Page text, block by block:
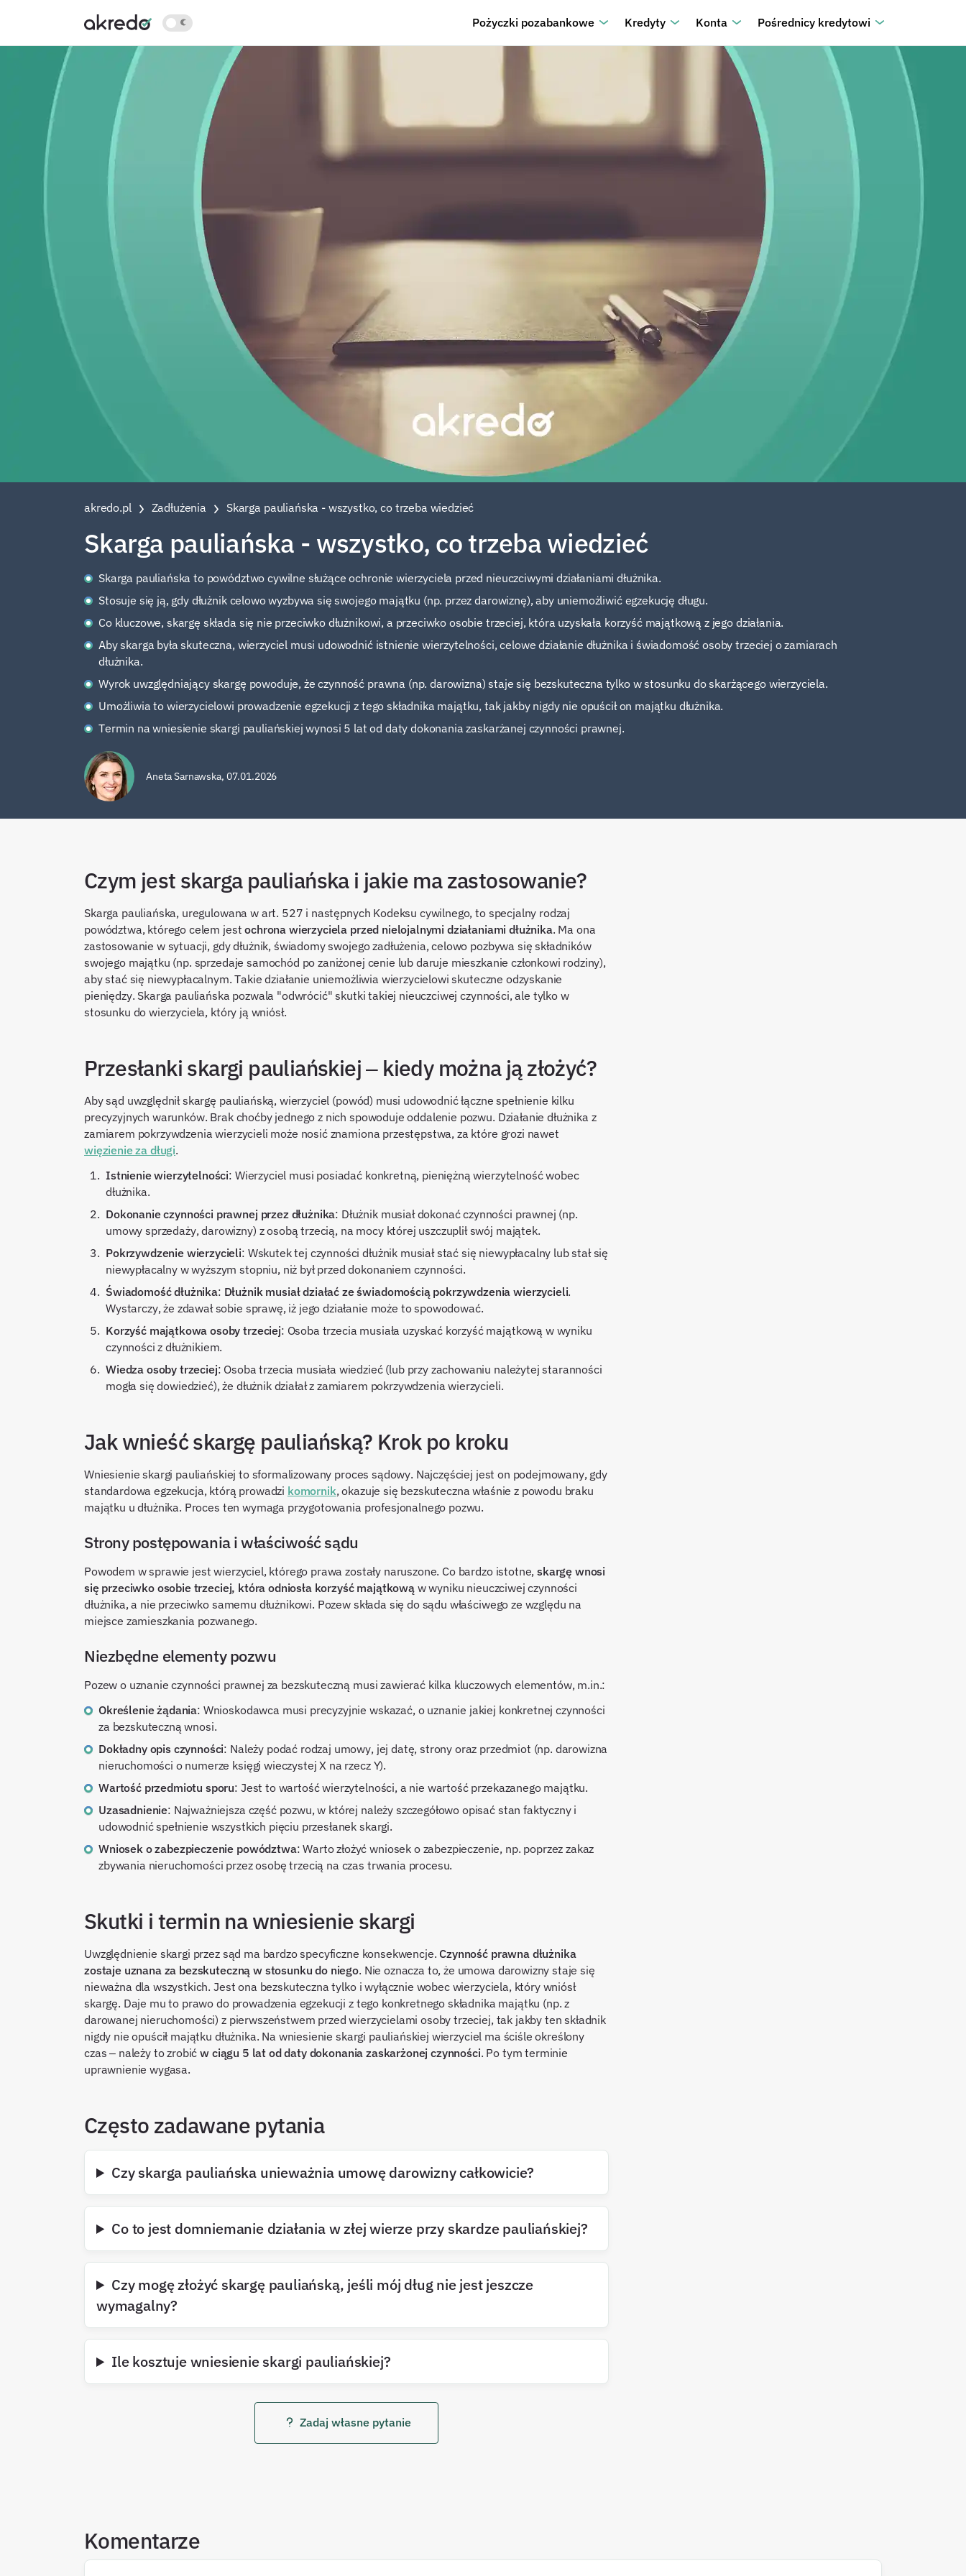
Pożyczki pozabankowe Kredyty Konta Pośrednicy kredytowi
akredo.pl Zadłużenia Skarga pauliańska - wszystko, co trzeba wiedzieć
Skarga pauliańska - wszystko, co trzeba wiedzieć
Skarga pauliańska to powództwo cywilne służące ochronie wierzyciela przed nieuczciwymi działaniami dłużnika.
Stosuje się ją, gdy dłużnik celowo wyzbywa się swojego majątku (np. przez darowiznę), aby uniemożliwić egzekucję długu.
Co kluczowe, skargę składa się nie przeciwko dłużnikowi, a przeciwko osobie trzeciej, która uzyskała korzyść majątkową z jego działania.
Aby skarga była skuteczna, wierzyciel musi udowodnić istnienie wierzytelności, celowe działanie dłużnika i świadomość osoby trzeciej o zamiarach
dłużnika.
Wyrok uwzględniający skargę powoduje, że czynność prawna (np. darowizna) staje się bezskuteczna tylko w stosunku do skarżącego wierzyciela.
Umożliwia to wierzycielowi prowadzenie egzekucji z tego składnika majątku, tak jakby nigdy nie opuścił on majątku dłużnika.
Termin na wniesienie skargi pauliańskiej wynosi 5 lat od daty dokonania zaskarżanej czynności prawnej.
Aneta Sarnawska, 07.01.2026
Czym jest skarga pauliańska i jakie ma zastosowanie?
Skarga pauliańska, uregulowana w art. 527 i następnych Kodeksu cywilnego, to specjalny rodzaj
powództwa, którego celem jestochrona wierzyciela przed nielojalnymi działaniami dłużnika. Ma ona
zastosowanie w sytuacji, gdy dłużnik, świadomy swojego zadłużenia, celowo pozbywa się składników
swojego majątku (np. sprzedaje samochód po zaniżonej cenie lub daruje mieszkanie członkowi rodziny),
aby stać się niewypłacalnym. Takie działanie uniemożliwia wierzycielowi skuteczne odzyskanie
pieniędzy. Skarga pauliańska pozwala "odwrócić" skutki takiej nieuczciwej czynności, ale tylko w
stosunku do wierzyciela, który ją wniósł.
Przesłanki skargi pauliańskiej – kiedy można ją złożyć?
Aby sąd uwzględnił skargę pauliańską, wierzyciel (powód) musi udowodnić łączne spełnienie kilku
precyzyjnych warunków. Brak choćby jednego z nich spowoduje oddalenie pozwu. Działanie dłużnika z
zamiarem pokrzywdzenia wierzycieli może nosić znamiona przestępstwa, za które grozi nawet
więzienie za długi.
Istnienie wierzytelności: Wierzyciel musi posiadać konkretną, pieniężną wierzytelność wobec
dłużnika.
Dokonanie czynności prawnej przez dłużnika: Dłużnik musiał dokonać czynności prawnej (np.
umowy sprzedaży, darowizny) z osobą trzecią, na mocy której uszczuplił swój majątek.
Pokrzywdzenie wierzycieli: Wskutek tej czynności dłużnik musiał stać się niewypłacalny lub stał się
niewypłacalny w wyższym stopniu, niż był przed dokonaniem czynności.
Świadomość dłużnika: Dłużnik musiał działać ze świadomością pokrzywdzenia wierzycieli.
Wystarczy, że zdawał sobie sprawę, iż jego działanie może to spowodować.
Korzyść majątkowa osoby trzeciej: Osoba trzecia musiała uzyskać korzyść majątkową w wyniku
czynności z dłużnikiem.
Wiedza osoby trzeciej: Osoba trzecia musiała wiedzieć (lub przy zachowaniu należytej staranności
mogła się dowiedzieć), że dłużnik działał z zamiarem pokrzywdzenia wierzycieli.
Jak wnieść skargę pauliańską? Krok po kroku
Wniesienie skargi pauliańskiej to sformalizowany proces sądowy. Najczęściej jest on podejmowany, gdy
standardowa egzekucja, którą prowadzi komornik, okazuje się bezskuteczna właśnie z powodu braku
majątku u dłużnika. Proces ten wymaga przygotowania profesjonalnego pozwu.
Strony postępowania i właściwość sądu
Powodem w sprawie jest wierzyciel, którego prawa zostały naruszone. Co bardzo istotne,skargę wnosi
się przeciwko osobie trzeciej, która odniosła korzyść majątkowąw wyniku nieuczciwej czynności
dłużnika, a nie przeciwko samemu dłużnikowi. Pozew składa się do sądu właściwego ze względu na
miejsce zamieszkania pozwanego.
Niezbędne elementy pozwu
Pozew o uznanie czynności prawnej za bezskuteczną musi zawierać kilka kluczowych elementów, m.in.:
Określenie żądania: Wnioskodawca musi precyzyjnie wskazać, o uznanie jakiej konkretnej czynności
za bezskuteczną wnosi.
Dokładny opis czynności: Należy podać rodzaj umowy, jej datę, strony oraz przedmiot (np. darowizna
nieruchomości o numerze księgi wieczystej X na rzecz Y).
Wartość przedmiotu sporu: Jest to wartość wierzytelności, a nie wartość przekazanego majątku.
Uzasadnienie: Najważniejsza część pozwu, w której należy szczegółowo opisać stan faktyczny i
udowodnić spełnienie wszystkich pięciu przesłanek skargi.
Wniosek o zabezpieczenie powództwa: Warto złożyć wniosek o zabezpieczenie, np. poprzez zakaz
zbywania nieruchomości przez osobę trzecią na czas trwania procesu.
Skutki i termin na wniesienie skargi
Uwzględnienie skargi przez sąd ma bardzo specyficzne konsekwencje. Czynność prawna dłużnika
zostaje uznana za bezskuteczną w stosunku do niego. Nie oznacza to, że umowa darowizny staje się
nieważna dla wszystkich. Jest ona bezskuteczna tylko i wyłącznie wobec wierzyciela, który wniósł
skargę. Daje mu to prawo do prowadzenia egzekucji z tego konkretnego składnika majątku (np. z
darowanej nieruchomości) z pierwszeństwem przed wierzycielami osoby trzeciej, tak jakby ten składnik
nigdy nie opuścił majątku dłużnika. Na wniesienie skargi pauliańskiej wierzyciel ma ściśle określony
czas – należy to zrobićw ciągu 5 lat od daty dokonania zaskarżonej czynności. Po tym terminie
uprawnienie wygasa.
Często zadawane pytania
Czy skarga pauliańska unieważnia umowę darowizny całkowicie?
Co to jest domniemanie działania w złej wierze przy skardze pauliańskiej?
Czy mogę złożyć skargę pauliańską, jeśli mój dług nie jest jeszcze
wymagalny?
Ile kosztuje wniesienie skargi pauliańskiej?
Zadaj własne pytanie
Komentarze